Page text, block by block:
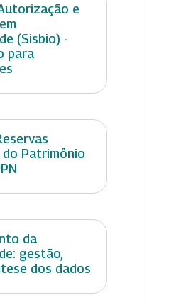
e
(Sisbio) -
para
Patrimônio
da
gestão,
dos dados